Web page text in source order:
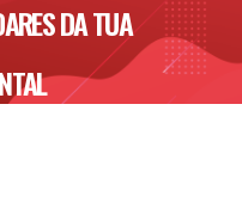
DA TUA